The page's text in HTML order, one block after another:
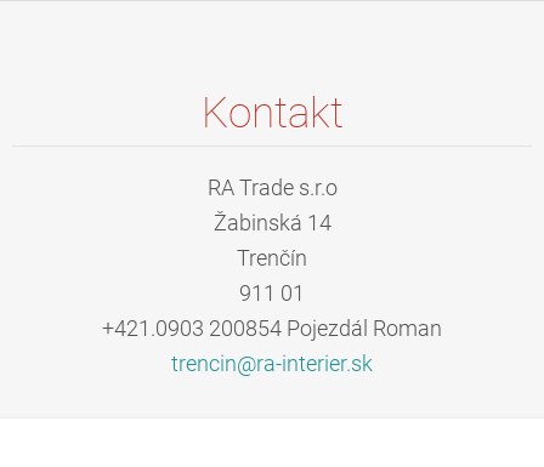
Kontakt
RA Trade s.r.o
Žabinská 14
Trenčín
911 01
+421.0903 200854 Pojezdál Roman
trencin@ra-interier.sk